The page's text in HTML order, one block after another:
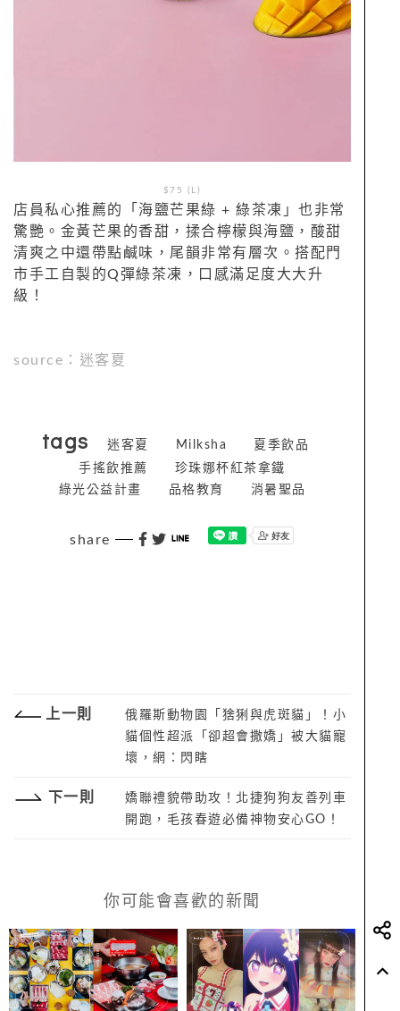
$75 (L)
店員私心推薦的「海鹽芒果綠 + 綠茶凍」也非常
驚艷。金黃芒果的香甜，揉合檸檬與海鹽，酸甜
清爽之中還帶點鹹味，尾韻非常有層次。搭配門
市手工自製的Q彈綠茶凍，口感滿足度大大升
級！
source：迷客夏
tags 迷客夏 Milksha
夏季飲品
手搖飲推薦
珍珠娜杯紅茶拿鐵
綠光公益計畫
品格教育 消暑聖品
share
上一則
俄羅斯動物園「猞猁與虎斑貓」！小
貓個性超派「卻超會撒嬌」被大貓寵
壞，網：閃瞎
下一則
嬌聯禮貌帶助攻！北捷狗狗友善列車
開跑，毛孩春遊必備神物安心GO！
你可能會喜歡的新聞